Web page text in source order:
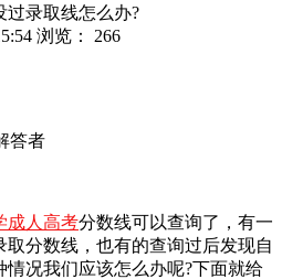
过录取线怎么办?
浏览： 266
答者
成人高考分数线可以查询了，有一
分数线，也有的查询过后发现自
况我们应该怎么办呢?下面就给